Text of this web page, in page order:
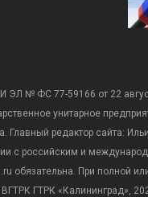
ЭЛ № ФС 77-59166 от 22
унитарное
редактор сайта:
с российским и
При полной
ГТРК «Калининград»,